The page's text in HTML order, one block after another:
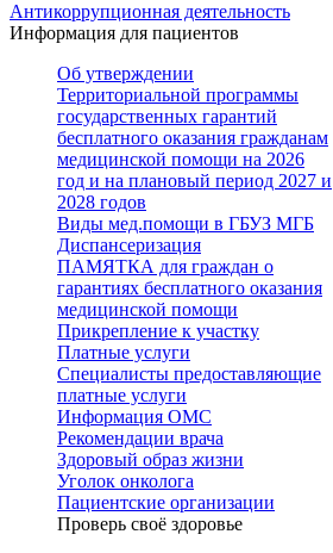
Антикоррупционная деятельность
Информация для пациентов
Об утверждении
Территориальной программы
государственных гарантий
бесплатного оказания гражданам
медицинской помощи на 2026
год и на плановый период 2027 и
2028 годов
Виды мед.помощи в ГБУЗ МГБ
Диспансеризация
ПАМЯТКА для граждан о
гарантиях бесплатного оказания
медицинской помощи
Прикрепление к участку
Платные услуги
Специалисты предоставляющие
платные услуги
Информация ОМС
Рекомендации врача
Здоровый образ жизни
Уголок онколога
Пациентские организации
Проверь своё здоровье